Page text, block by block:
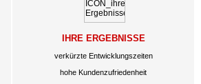
IHRE ERGEBNISSE
verkürzte Entwicklungszeiten
hohe Kundenzufriedenheit